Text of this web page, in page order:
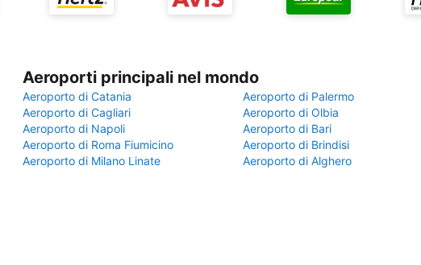
Aeroporti principali nel mondo
Aeroporto di Catania
Aeroporto di Palermo
Aeroporto di Cagliari
Aeroporto di Olbia
Aeroporto di Napoli
Aeroporto di Bari
Aeroporto di Roma Fiumicino
Aeroporto di Brindisi
Aeroporto di Milano Linate
Aeroporto di Alghero